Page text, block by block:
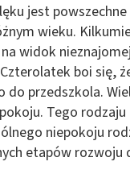
jest
wieku.
widok
boi się,
do przedszkola.
Tego
niepokoju
etapów rozwoju